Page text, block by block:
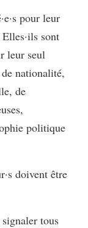
pour leur
sont
leur seul
nationalité,
de
politique
doivent être
signaler tous